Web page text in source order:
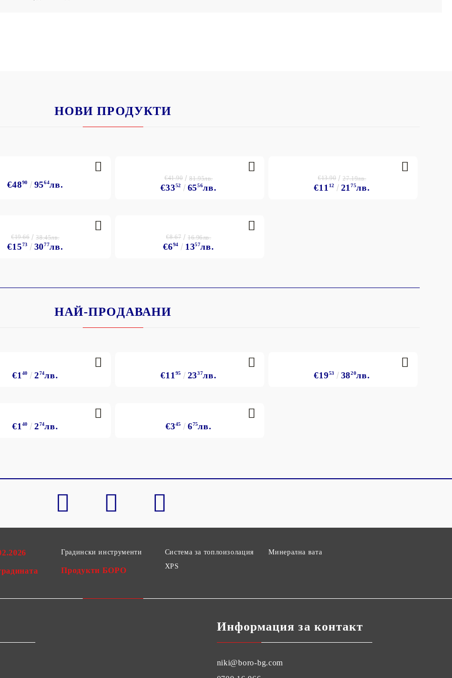
НОВИ ПРОДУКТИ
€4890 9564лв. €3352 6556лв.
€41.90 81.95лв.
€11 12 2175лв.
€13.90 27.19лв.
€1573 3077лв.
€19.66 38.45лв.
€694 1357лв.
€8.67 16.96лв.
НАЙ-ПРОДАВАНИ
€1 40 274лв. €11 95 2337лв. €1953 3820лв.
€1 40 274лв. €345 675лв.
Градински инструменти
Продукти БОРО
Система за топлоизолация
XPS
Минерална вата
Информация за контакт
niki@boro-bg.com